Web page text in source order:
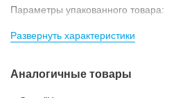
Параметры упакованного товара:
упаковке:
Развернуть характеристики
Аналогичные товары